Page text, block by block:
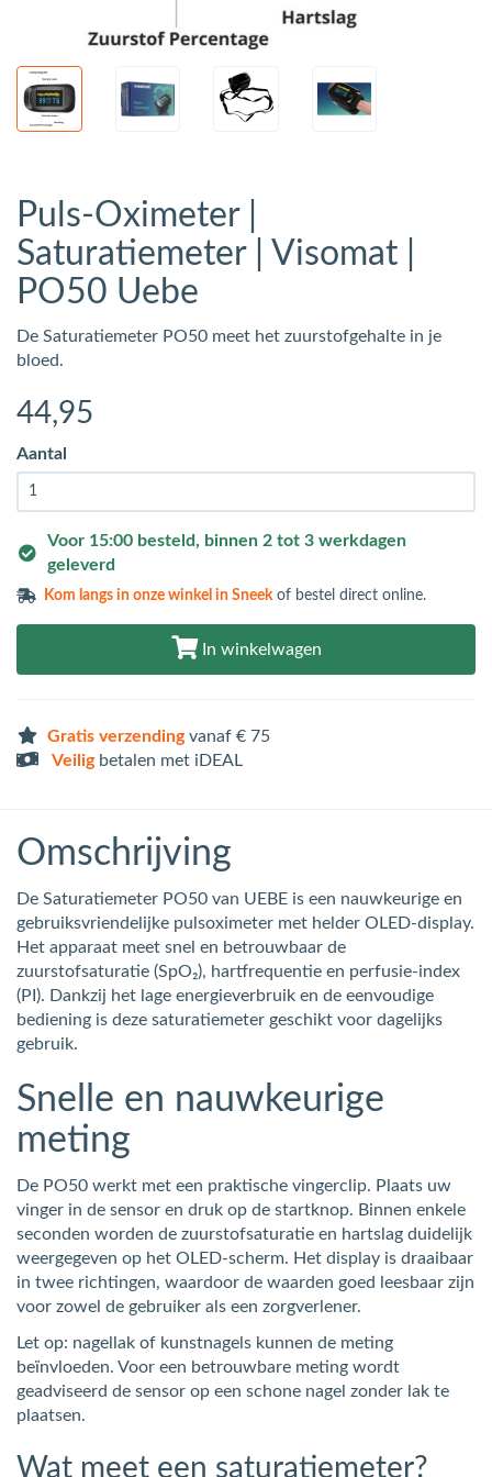
Puls-Oximeter |
Saturatiemeter | Visomat |
PO50 Uebe
De Saturatiemeter PO50 meet het zuurstofgehalte in je
bloed.
44,95
Aantal
Voor 15:00 besteld, binnen 2 tot 3 werkdagen
geleverd
Kom langs inonze winkel in Sneek of bestel direct online.
In winkelwagen
Gratis verzendingvanaf € 75
Veiligbetalen met iDEAL
Omschrijving
De Saturatiemeter PO50 van UEBE is een nauwkeurige en
gebruiksvriendelijke pulsoximeter met helder OLED-display.
Het apparaat meet snel en betrouwbaar de
zuurstofsaturatie (SpO₂), hartfrequentie en perfusie-index
(PI). Dankzij het lage energieverbruik en de eenvoudige
bediening is deze saturatiemeter geschikt voor dagelijks
gebruik.
Snelle en nauwkeurige
meting
De PO50 werkt met een praktische vingerclip. Plaats uw
vinger in de sensor en druk op de startknop. Binnen enkele
seconden worden de zuurstofsaturatie en hartslag duidelijk
weergegeven op het OLED-scherm. Het display is draaibaar
in twee richtingen, waardoor de waarden goed leesbaar zijn
voor zowel de gebruiker als een zorgverlener.
Let op: nagellak of kunstnagels kunnen de meting
beïnvloeden. Voor een betrouwbare meting wordt
geadviseerd de sensor op een schone nagel zonder lak te
plaatsen.
Wat meet een saturatiemeter?